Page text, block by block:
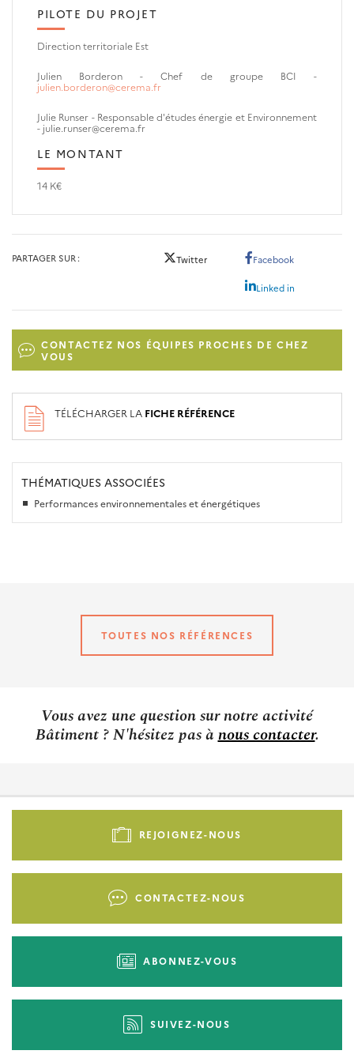
PILOTE DU PROJET
Direction territoriale Est
Julien Borderon -Chef de groupe BCI -
julien.borderon@cerema.fr
Julie Runser - Responsable d'études énergie et Environnement
- julie.runser@cerema.fr
LE MONTANT
14 K€
PARTAGER SUR Twitter Facebook
Linked in
CONTACTEZ NOS ÉQUIPES PROCHES DE CHEZ
VOUS
TÉLÉCHARGER LA FICHE RÉFÉRENCE
THÉMATIQUES ASSOCIÉES
Performances environnementales et énergétiques
TOUTES NOS RÉFÉRENCES
Vous avez une question sur notre activité
Bâtiment ? N'hésitez pas ànous contacter.
Pied
-
REJOIGNEZ-NOUS
CONTACTEZ-NOUS
ABONNEZ-VOUS
SUIVEZ-NOUS